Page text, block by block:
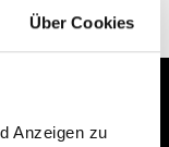
Über Cookies
Anzeigen zu